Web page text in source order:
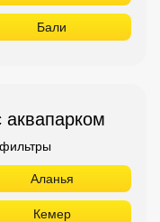
Бали
Аланья
Кемер